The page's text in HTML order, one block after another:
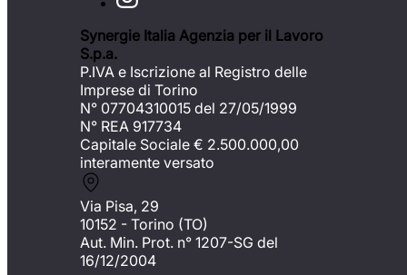
Synergie Italia Agenzia per il Lavoro
S.p.a.
P.IVA e Iscrizione al Registro delle
Imprese di Torino
N° 07704310015 del 27/05/1999
N° REA 917734
Capitale Sociale € 2.500.000,00
interamente versato
Via Pisa, 29
10152 - Torino (TO)
Aut. Min. Prot. n° 1207-SG del
16/12/2004